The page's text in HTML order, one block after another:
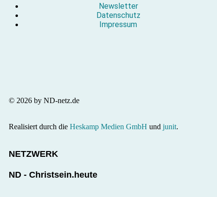
Newsletter
Datenschutz
Impressum
© 2026 by ND-netz.de
Realisiert durch die Heskamp Medien GmbH und junit.
NETZWERK
ND - Christsein.heute